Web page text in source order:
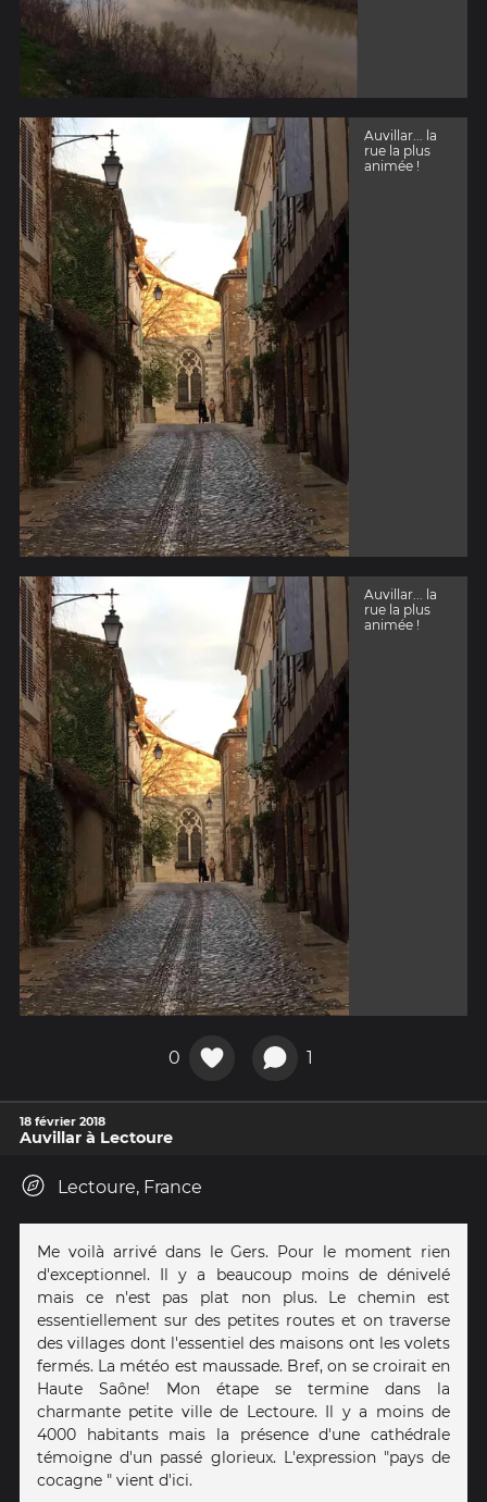
Auvillar... la
rue la plus
animée !
Auvillar... la
rue la plus
animée !
0 1
18 février 2018
Auvillar à Lectoure
Lectoure, France
Me voilà arrivé dans le Gers. Pour le moment rien
d'exceptionnel. Il y a beaucoup moins de dénivelé
mais ce n'est pas plat non plus. Le chemin est
essentiellement sur des petites routes et on traverse
des villages dont l'essentiel des maisons ont les volets
fermés. La météo est maussade. Bref, on se croirait en
Haute Saône! Mon étape se termine dans la
charmante petite ville de Lectoure. Il y a moins de
4000 habitants mais la présence d'une cathédrale
témoigne d'un passé glorieux. L'expression "pays de
cocagne " vient d'ici.